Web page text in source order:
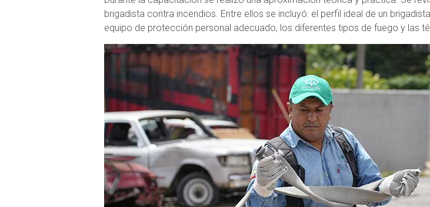
brigadista contra incendios. Entre ellos se incluyó: el perfil ideal de un
equipo de protección personal adecuado, los diferentes tipos de fuego y las